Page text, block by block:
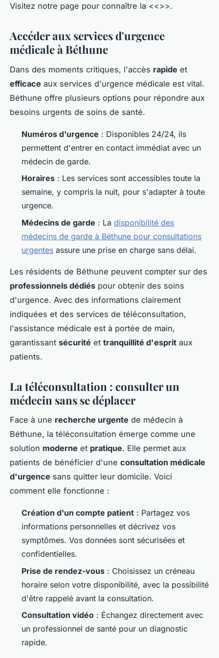
Visitez notre page pour connaître la << >>.
Accéder aux services d'urgence
médicale à Béthune
Dans des moments critiques, l'accès rapide et
efficace aux services d'urgence médicale est vital.
Béthune offre plusieurs options pour répondre aux
besoins urgents de soins de santé.
Numéros d'urgence : Disponibles 24/24, ils
permettent d'entrer en contact immédiat avec un
médecin de garde.
Horaires : Les services sont accessibles toute la
semaine, y compris la nuit, pour s'adapter à toute
urgence.
Médecins de garde : La disponibilité des
médecins de garde à Béthune pour consultations
urgentes assure une prise en charge sans délai.
Les résidents de Béthune peuvent compter sur des
professionnels dédiés pour obtenir des soins
d'urgence. Avec des informations clairement
indiquées et des services de téléconsultation,
l'assistance médicale est à portée de main,
garantissant sécurité et tranquillité d'esprit aux
patients.
La téléconsultation : consulter un
médecin sans se déplacer
Face à une recherche urgente de médecin à
Béthune, la téléconsultation émerge comme une
solution moderne et pratique. Elle permet aux
patients de bénéficier d'une consultation médicale
d'urgence sans quitter leur domicile. Voici
comment elle fonctionne :
Création d'un compte patient : Partagez vos
informations personnelles et décrivez vos
symptômes. Vos données sont sécurisées et
confidentielles.
Prise de rendez-vous : Choisissez un créneau
horaire selon votre disponibilité, avec la possibilité
d'être rappelé avant la consultation.
Consultation vidéo : Échangez directement avec
un professionnel de santé pour un diagnostic
rapide.